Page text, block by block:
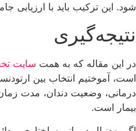
شود. این ترکیب باید با ارزیابی
نتیجه‌گیری
در این مقاله که به همت سایت
است، آموختیم انتخاب بین
درمانی، وضعیت دندان، مدت
بیمار است.